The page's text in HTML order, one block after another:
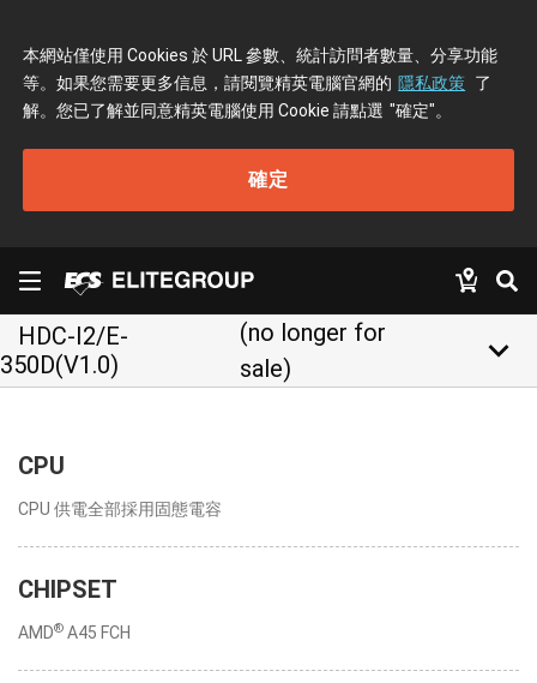
本網站僅使用 Cookies 於 URL 參數、統計訪問者數量、分享功能
等。如果您需要更多信息，請閱覽精英電腦官網的 隱私政策 了
解。您已了解並同意精英電腦使用 Cookie 請點選 "確定"。
確定
HDC-I2/E-
350D(V1.0)
(no longer for
sale)
keyboard_arrow_down
CPU
CPU 供電全部採用固態電容
CHIPSET
AMD® A45 FCH